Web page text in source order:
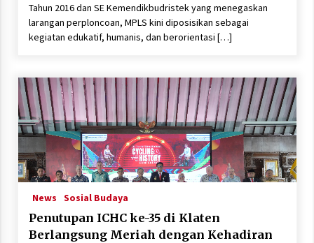
Tahun 2016 dan SE Kemendikbudristek yang menegaskan
larangan perploncoan, MPLS kini diposisikan sebagai
kegiatan edukatif, humanis, dan berorientasi […]
News Sosial Budaya
Penutupan ICHC ke-35 di Klaten
Berlangsung Meriah dengan Kehadiran